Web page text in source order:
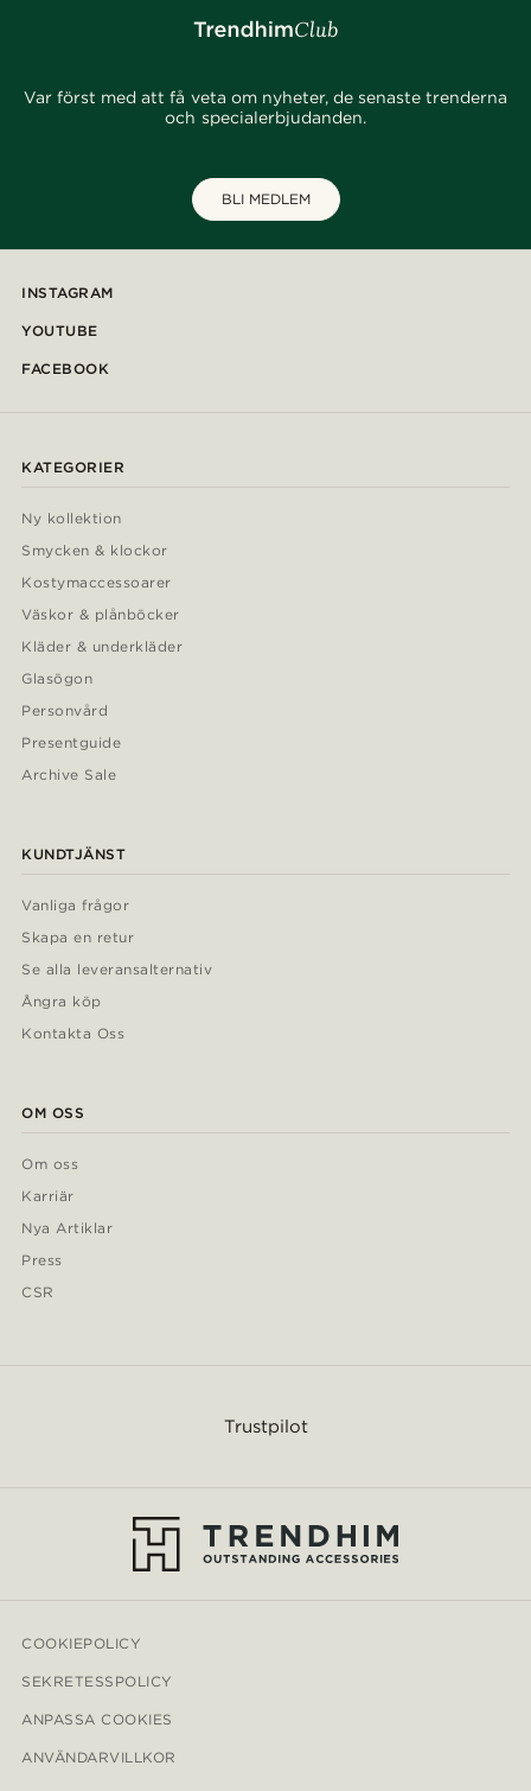
Var först med att få veta om nyheter, de senaste trenderna
och specialerbjudanden.
BLI MEDLEM
INSTAGRAM
YOUTUBE
FACEBOOK
KATEGORIER
Ny kollektion
Smycken & klockor
Kostymaccessoarer
Väskor & plånböcker
Kläder & underkläder
Glasögon
Personvård
Presentguide
Archive Sale
KUNDTJÄNST
Vanliga frågor
Skapa en retur
Se alla leveransalternativ
Ångra köp
Kontakta Oss
OM OSS
Om oss
Karriär
Nya Artiklar
Press
CSR
Trustpilot
COOKIEPOLICY
SEKRETESSPOLICY
ANPASSA COOKIES
ANVÄNDARVILLKOR